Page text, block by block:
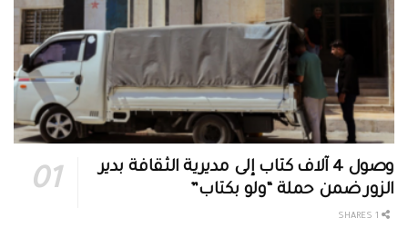
وصول 4 آلاف كتاب إلى مديرية الثقافة بدير
الزور ضمن حملة “ولو بكتاب”